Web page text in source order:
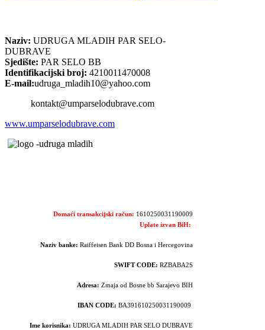
Naziv: UDRUGA MLADIH PAR SELO-
DUBRAVE
Sjedište: PAR SELO BB
Identifikacijski broj: 4210011470008
E-mail:udruga_mladih10@yahoo.com
kontakt@umparselodubrave.com
www.umparselodubrave.com
Domaći transakcijski račun: 1610250031190009
Uplate izvan BiH:
Naziv banke: Raiffeisen Bank DD Bosna i Hercegovina
SWIFT CODE: RZBABA2S
Adresa:Zmaja od Bosne bb Sarajevo BIH
IBAN CODE: BA391610250031190009
Ime korisnika: UDRUGA MLADIH PAR SELO DUBRAVE